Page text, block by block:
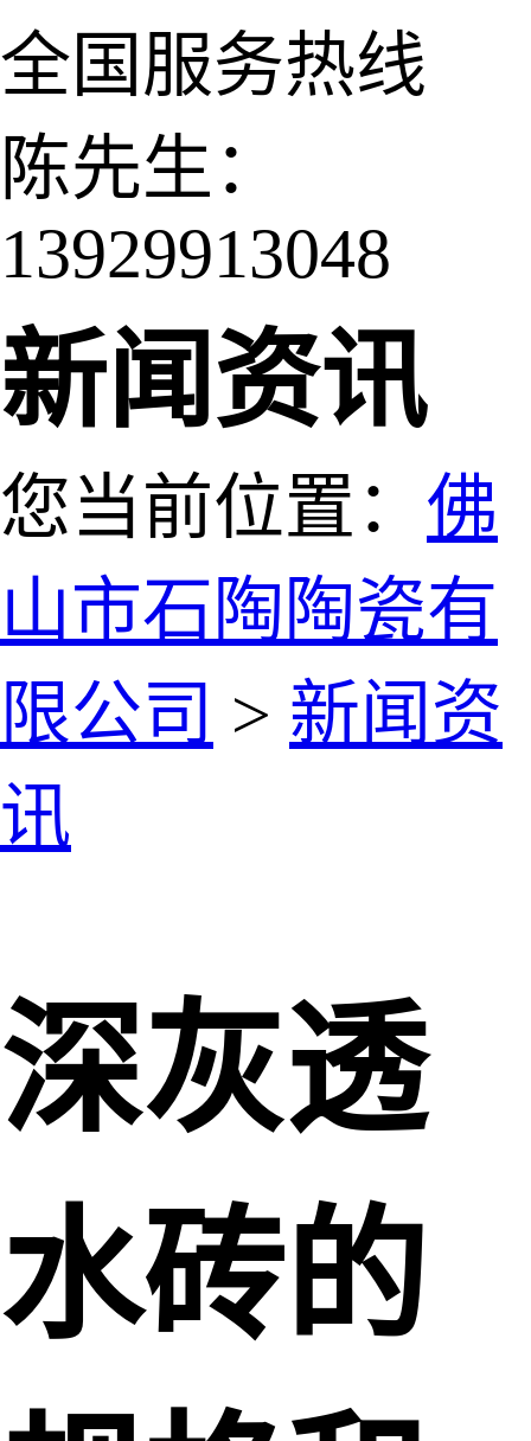
全国服务热线
陈先生：
13929913048
新闻资讯
您当前位置： 佛
山市石陶陶瓷有
限公司 > 新闻资
讯
深灰透
水砖的